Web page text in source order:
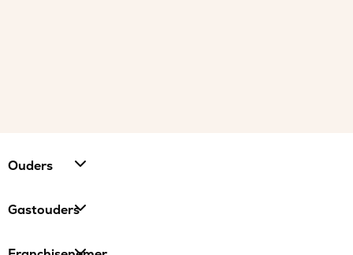
Ouders
Gastouders